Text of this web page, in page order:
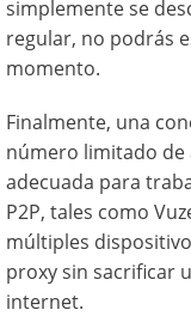
simplemente se
regular, no podrás
momento.
Finalmente, una
número limitado de
adecuada para
P2P, tales como
múltiples
proxy sin sacrificar
internet.